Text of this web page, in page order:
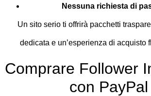
Nessuna richiesta di
Un sito serio ti offrirà pacchetti
dedicata e un’esperienza di acquisto
Comprare Follower
con PayPal